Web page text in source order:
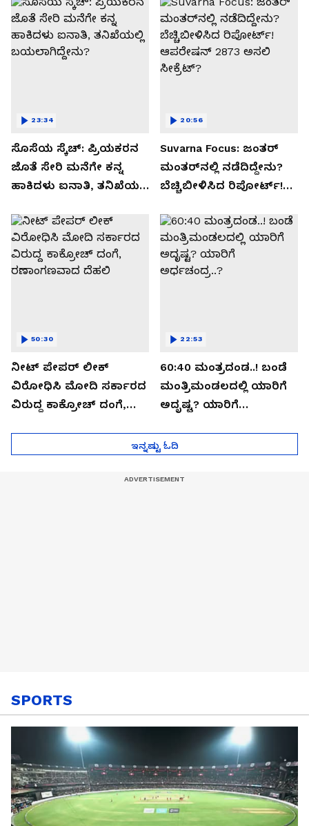
ಸೊಸೆಯ ಸ್ಕೆಚ್: ಪ್ರಿಯಕರನ
ಜೊತೆ ಸೇರಿ ಮನೆಗೇ ಕನ್ನ
ಹಾಕಿದಳು ಐನಾತಿ, ತನಿಖೆಯಲ್ಲಿ
23:34
Suvarna Focus: ಜಂತರ್
ಮಂತರ್‌ನಲ್ಲಿ ನಡೆದಿದ್ದೇನು?
ಬೆಚ್ಚಿಬೀಳಿಸಿದ ರಿಪೋರ್ಟ್!
ಸೀಕ್ರೆಟ್?
20:56
ನೀಟ್ ಪೇಪರ್ ಲೀಕ್
ವಿರೋಧಿಸಿ ಮೋದಿ ಸರ್ಕಾರದ
ವಿರುದ್ದ ಕಾಕ್ರೋಚ್ ದಂಗೆ,
50:30
60:40 ಮಂತ್ರದಂಡ..! ಬಂಡೆ
ಮಂತ್ರಿಮಂಡಲದಲ್ಲಿ ಯಾರಿಗೆ
ಅದೃಷ್ಟ? ಯಾರಿಗೆ
22:53
ಇನ್ನಷ್ಟು ಓದಿ
SPORTS